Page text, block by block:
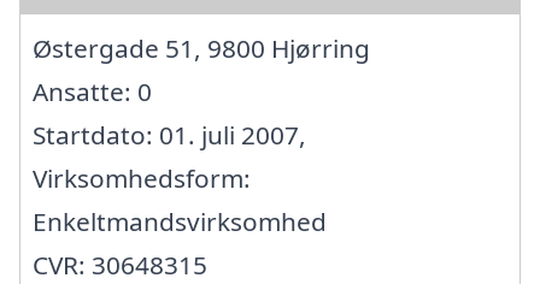
Østergade 51, 9800 Hjørring
Ansatte: 0
Startdato: 01. juli 2007,
Virksomhedsform:
Enkeltmandsvirksomhed
CVR: 30648315